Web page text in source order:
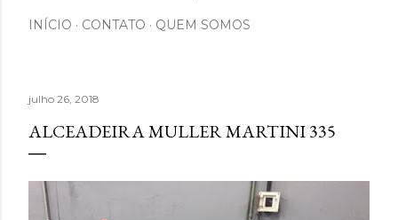
INÍCIO CONTATO QUEM SOMOS
julho 26, 2018
ALCEADEIRA MULLER MARTINI 335